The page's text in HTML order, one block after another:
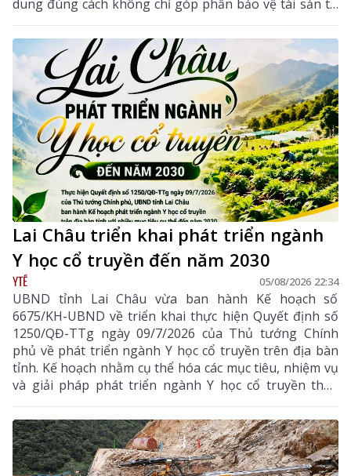
dung đúng cách không chỉ góp phần bảo vệ tài sản trí
tuệ của tác giả, mà còn giúp mỗi cá nhân tránh những
vi phạm pháp luật khi tham gia không gian mạng.
Lai Châu triển khai phát triển ngành
Y học cổ truyền đến năm 2030
YTẾ 05/08/2026 22:34
UBND tỉnh Lai Châu vừa ban hành Kế hoạch số
6675/KH-UBND về triển khai thực hiện Quyết định số
1250/QĐ-TTg ngày 09/7/2026 của Thủ tướng Chính
phủ về phát triển ngành Y học cổ truyền trên địa bàn
tỉnh. Kế hoạch nhằm cụ thể hóa các mục tiêu, nhiệm vụ
và giải pháp phát triển ngành Y học cổ truyền theo
hướng hiện đại, hiệu quả, bền vững; đẩy mạnh kết
hợp y học cổ truyền với y học hiện đại, phát huy tiềm
năng dược liệu của địa phương, góp phần nâng cao
chất lượng chăm sóc, bảo vệ sức khỏe nhân dân và
thúc đẩy phát triển kinh tế - xã hội.